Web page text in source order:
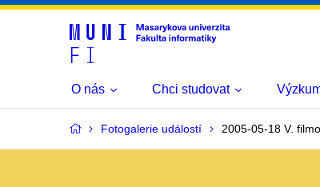
O nás Chci studovat
Fotogalerie událostí 2005-05-18 V.